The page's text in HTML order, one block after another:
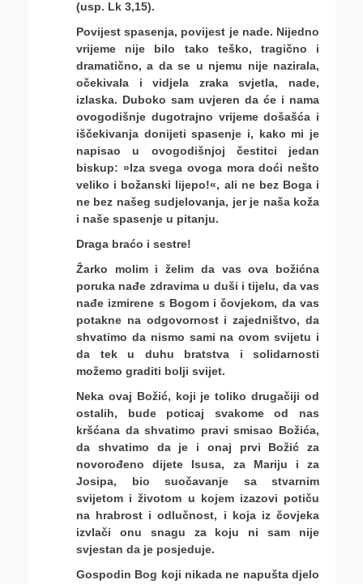
(usp. Lk 3,15).
Povijest spasenja, povijest je nade. Nijedno
vrijeme nije bilo tako teško, tragično i
dramatično, a da se u njemu nije nazirala,
očekivala i vidjela zraka svjetla, nade,
izlaska. Duboko sam uvjeren da će i nama
ovogodišnje dugotrajno vrijeme došašća i
iščekivanja donijeti spasenje i, kako mi je
napisao u ovogodišnjoj čestitci jedan
biskup: »Iza svega ovoga mora doći nešto
veliko i božanski lijepo!«, ali ne bez Boga i
ne bez našeg sudjelovanja, jer je naša koža
i naše spasenje u pitanju.
Draga braćo i sestre!
Žarko molim i želim da vas ova božićna
poruka nađe zdravima u duši i tijelu, da vas
nađe izmirene s Bogom i čovjekom, da vas
potakne na odgovornost i zajedništvo, da
shvatimo da nismo sami na ovom svijetu i
da tek u duhu bratstva i solidarnosti
možemo graditi bolji svijet.
Neka ovaj Božić, koji je toliko drugačiji od
ostalih, bude poticaj svakome od nas
kršćana da shvatimo pravi smisao Božića,
da shvatimo da je i onaj prvi Božić za
novorođeno dijete Isusa, za Mariju i za
Josipa, bio suočavanje sa stvarnim
svijetom i životom u kojem izazovi potiču
na hrabrost i odlučnost, i koja iz čovjeka
izvlači onu snagu za koju ni sam nije
svjestan da je posjeduje.
Gospodin Bog koji nikada ne napušta djelo